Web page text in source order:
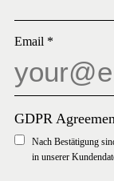
Email *
GDPR
Nach Bestätigung
in unserer